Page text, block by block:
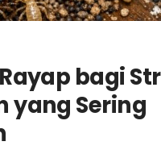
bagi
yang Sering